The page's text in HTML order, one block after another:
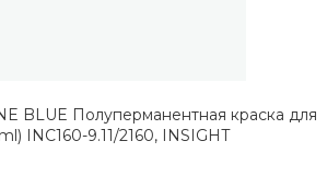
BLUE Полуперманентная краска для
INC160-9.11/2160, INSIGHT